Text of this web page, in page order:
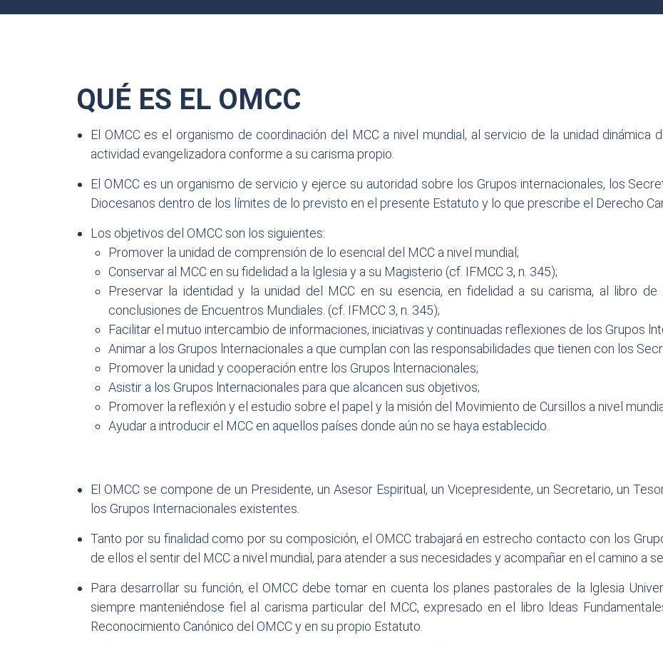
QUÉ ES EL OMCC
El OMCC es el organismo de coordinación del MCC a nivel mundial, al servicio de la unidad
actividad evangelizadora conforme a su carisma propio.
El OMCC es un organismo de servicio y ejerce su autoridad sobre los Grupos internacionales, los
Diocesanos dentro de los límites de lo previsto en el presente Estatuto y lo que prescribe el Derecho
Los objetivos del OMCC son los siguientes:
Promover la unidad de comprensión de lo esencial del MCC a nivel mundial;
Conservar al MCC en su fidelidad a la lglesia y a su Magisterio (cf. IFMCC 3, n. 345);
Preservar la identidad y la unidad del MCC en su esencia, en fidelidad a su carisma, al libro
conclusiones de Encuentros Mundiales. (cf. IFMCC 3, n. 345);
Facilitar el mutuo intercambio de informaciones, iniciativas y continuadas reflexiones de los Grupos
Animar a los Grupos lnternacionales a que cumplan con las responsabilidades que tienen con los
Promover la unidad y cooperación entre los Grupos lnternacionales;
Asistir a los Grupos lnternacionales para que alcancen sus objetivos;
Promover la reflexión y el estudio sobre el papel y la misión del Movimiento de Cursillos a nivel
Ayudar a introducir el MCC en aquellos países donde aún no se haya establecido.
El OMCC se compone de un Presidente, un Asesor Espiritual, un Vicepresidente, un Secretario, un
los Grupos Internacionales existentes.
Tanto por su finalidad como por su composición, el OMCC trabajará en estrecho contacto con los
de ellos el sentir del MCC a nivel mundial, para atender a sus necesidades y acompañar en el camino a
Para desarrollar su función, el OMCC debe tomar en cuenta los planes pastorales de la lglesia
siempre manteniéndose fiel al carisma particular del MCC, expresado en el libro ldeas
Reconocimiento Canónico del OMCC y en su propio Estatuto.